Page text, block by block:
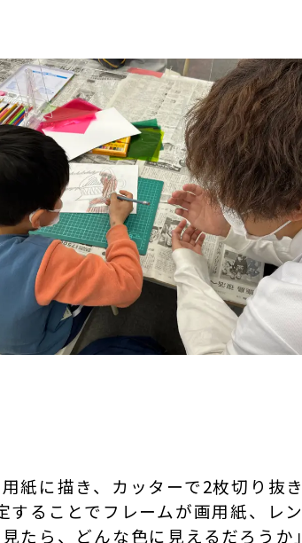
紙に描き、カッターで2枚切り抜
ることでフレームが画用紙、レ
たら、どんな色に見えるだろうか